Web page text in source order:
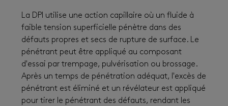
La DPI utilise une action capillaire où un fluide à
faible tension superficielle pénètre dans des
défauts propres et secs de rupture de surface. Le
pénétrant peut être appliqué au composant
d'essai par trempage, pulvérisation ou brossage.
Après un temps de pénétration adéquat, l'excès de
pénétrant est éliminé et un révélateur est appliqué
pour tirer le pénétrant des défauts, rendant les